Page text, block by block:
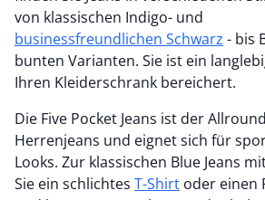
von klassischen Indigo- und
businessfreundlichen Schwarz - bis
bunten Varianten. Sie ist ein
Ihren Kleiderschrank bereichert.
Die Five Pocket Jeans ist der
Herrenjeans und eignet sich für
Looks. Zur klassischen Blue Jeans
Sie ein schlichtes T-Shirt oder einen